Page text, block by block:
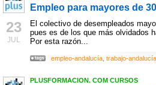
23
JUL
Empleo para mayores de
El colectivo de desempleados
pues es de los que más olvidados
Por esta razón...
empleo-andalucía trabajo-andalucía
PLUSFORMACION. COM CURSOS